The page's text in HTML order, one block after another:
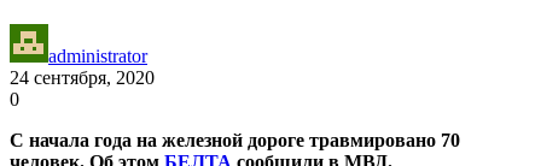
administrator
24 сентября, 2020
0
С начала года на железной дороге травмировано 70
человек. Об этом БЕЛТА сообщили в МВД.